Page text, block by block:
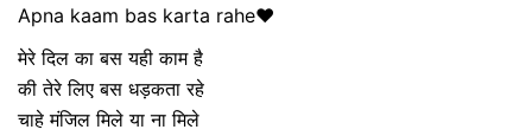
Apna kaam bas karta rahe❤
मेरे दिल का बस यही काम है
की तेरे लिए बस धड़कता रहे
चाहे मंजिल मिले या ना मिले